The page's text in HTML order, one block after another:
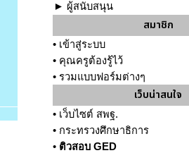
► ผู้สนับสนุน
สมาชิก
• เข้าสู่ระบบ
• คุณครูต้องรู้ไว้
• รวมแบบฟอร์มต่างๆ
เว็บน่าสนใจ
• เว็บไซต์ สพฐ.
• กระทรวงศึกษาธิการ
• ติวสอบ GED